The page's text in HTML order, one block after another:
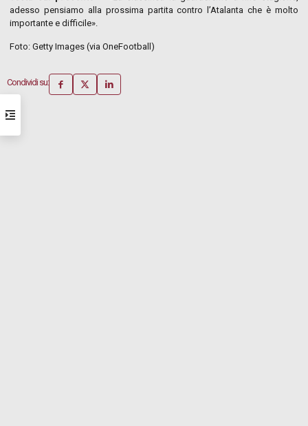
adesso pensiamo alla prossima partita contro l’Atalanta che è molto
importante e difficile».
Foto: Getty Images (via OneFootball)
Condividi su: